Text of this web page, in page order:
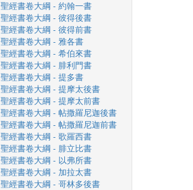
聖經書卷大綱 - 約翰一書
聖經書卷大綱 - 彼得後書
聖經書卷大綱 - 彼得前書
聖經書卷大綱 - 雅各書
聖經書卷大綱 - 希伯來書
聖經書卷大綱 - 腓利門書
聖經書卷大綱 - 提多書
聖經書卷大綱 - 提摩太後書
聖經書卷大綱 - 提摩太前書
聖經書卷大綱 - 帖撒羅尼迦後書
聖經書卷大綱 - 帖撒羅尼迦前書
聖經書卷大綱 - 歌羅西書
聖經書卷大綱 - 腓立比書
聖經書卷大綱 - 以弗所書
聖經書卷大綱 - 加拉太書
聖經書卷大綱 - 哥林多後書